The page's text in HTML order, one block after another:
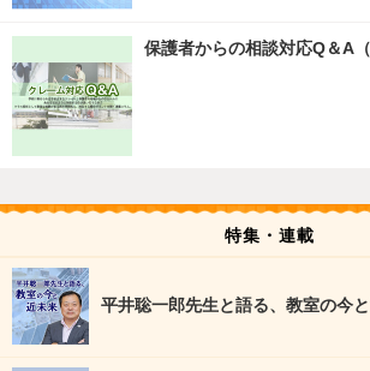
保護者からの相談対応Q＆A
特集・連載
平井聡一郎先生と語る、教室の今